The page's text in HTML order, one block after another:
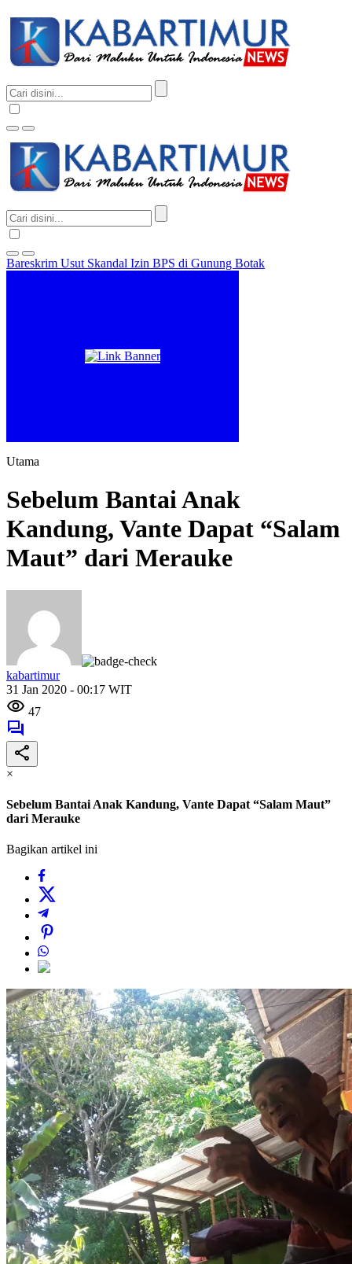
Bareskrim Usut Skandal Izin BPS di Gunung Botak
Utama
Sebelum Bantai Anak
Kandung, Vante Dapat “Salam
Maut” dari Merauke
kabartimur
31 Jan 2020 - 00:17 WIT
47
×
Sebelum Bantai Anak Kandung, Vante Dapat “Salam Maut”
dari Merauke
Bagikan artikel ini